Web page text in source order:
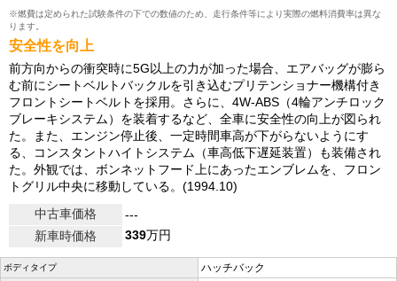
※燃費は定められた試験条件の下での数値のため、走行条件等により実際の燃料消費率は異な
ります。
安全性を向上
前方向からの衝突時に5G以上の力が加った場合、エアバッグが膨ら
む前にシートベルトバックルを引き込むプリテンショナー機構付き
フロントシートベルトを採用。さらに、4W-ABS（4輪アンチロック
ブレーキシステム）を装着するなど、全車に安全性の向上が図られ
た。また、エンジン停止後、一定時間車高が下がらないようにす
る、コンスタントハイトシステム（車高低下遅延装置）も装備され
た。外観では、ボンネットフード上にあったエンブレムを、フロン
トグリル中央に移動している。(1994.10)
中古車価格
---
新車時価格
339万円
ボディタイプ ハッチバック